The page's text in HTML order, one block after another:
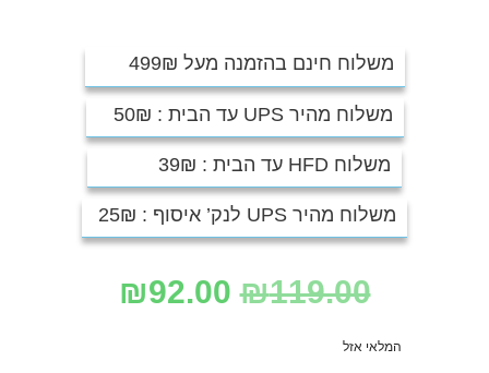
משלוח חינם בהזמנה מעל 499₪
משלוח מהיר UPS עד הבית : 50₪
משלוח HFD עד הבית : 39₪
משלוח מהיר UPS לנק’ איסוף : 25₪
₪119.00
₪92.00
המלאי אזל